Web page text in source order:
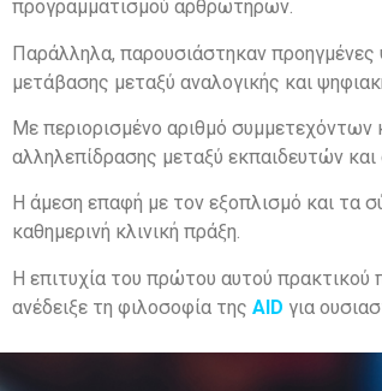
προγραμματισμού αρθρωτήρων.
Παράλληλα, παρουσιάστηκαν
μετάβασης μεταξύ αναλογικής και
Με περιορισμένο αριθμό συμμετεχόντων
αλληλεπίδρασης μεταξύ εκπαιδευτών
Η άμεση επαφή με τον εξοπλισμό και τα
καθημερινή κλινική πράξη.
Η επιτυχία του πρώτου αυτού
ανέδειξε τη φιλοσοφία της AID για